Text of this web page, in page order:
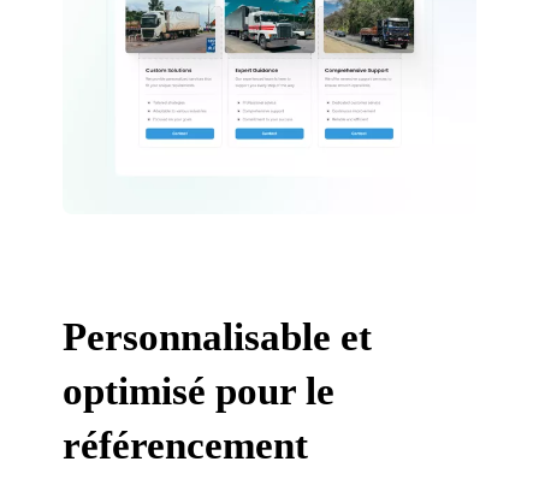
Personnalisable et
optimisé pour le
référencement